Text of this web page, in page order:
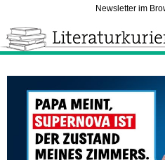
Newsletter im